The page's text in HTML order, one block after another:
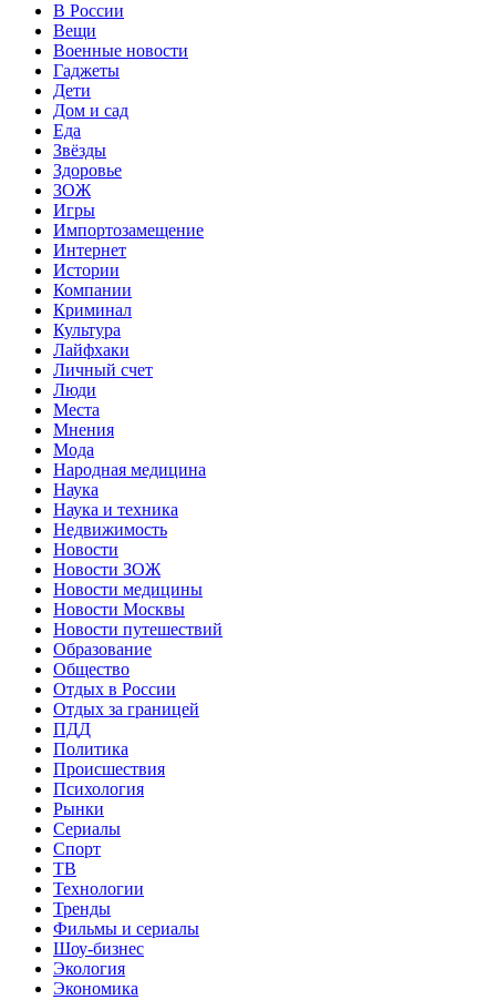
В России
Вещи
Военные новости
Гаджеты
Дети
Дом и сад
Еда
Звёзды
Здоровье
ЗОЖ
Игры
Импортозамещение
Интернет
Истории
Компании
Криминал
Культура
Лайфхаки
Личный счет
Люди
Места
Мнения
Мода
Народная медицина
Наука
Наука и техника
Недвижимость
Новости
Новости ЗОЖ
Новости медицины
Новости Москвы
Новости путешествий
Образование
Общество
Отдых в России
Отдых за границей
ПДД
Политика
Происшествия
Психология
Рынки
Сериалы
Спорт
ТВ
Технологии
Тренды
Фильмы и сериалы
Шоу-бизнес
Экология
Экономика